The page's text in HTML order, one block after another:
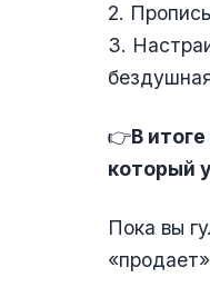
2.
3.
👉В
который
Пока вы